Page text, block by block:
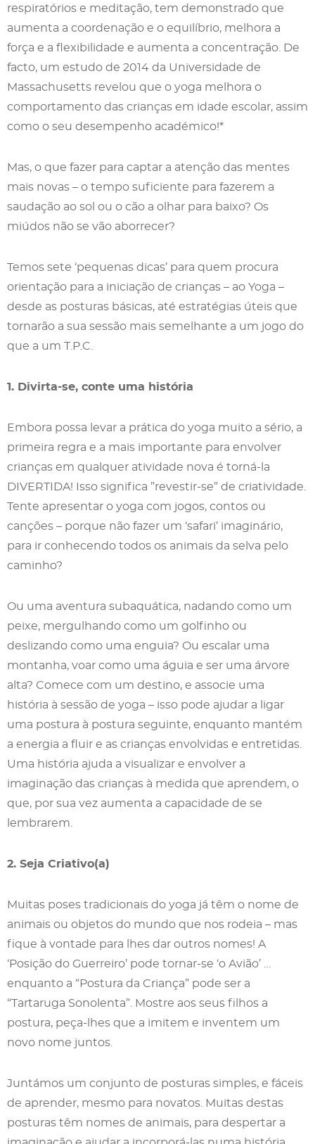
respiratórios e meditação, tem demonstrado que
aumenta a coordenação e o equilíbrio, melhora a
força e a flexibilidade e aumenta a concentração. De
facto, um estudo de 2014 da Universidade de
Massachusetts revelou que o yoga melhora o
comportamento das crianças em idade escolar, assim
como o seu desempenho académico!*
Mas, o que fazer para captar a atenção das mentes
mais novas – o tempo suficiente para fazerem a
saudação ao sol ou o cão a olhar para baixo? Os
miúdos não se vão aborrecer?
Temos sete ‘pequenas dicas’ para quem procura
orientação para a iniciação de crianças – ao Yoga –
desde as posturas básicas, até estratégias úteis que
tornarão a sua sessão mais semelhante a um jogo do
que a um T.P.C.
1. Divirta-se, conte uma história
Embora possa levar a prática do yoga muito a sério, a
primeira regra e a mais importante para envolver
crianças em qualquer atividade nova é torná-la
DIVERTIDA! Isso significa ”revestir-se” de criatividade.
Tente apresentar o yoga com jogos, contos ou
canções – porque não fazer um ‘safari’ imaginário,
para ir conhecendo todos os animais da selva pelo
caminho?
Ou uma aventura subaquática, nadando como um
peixe, mergulhando como um golfinho ou
deslizando como uma enguia? Ou escalar uma
montanha, voar como uma águia e ser uma árvore
alta? Comece com um destino, e associe uma
história à sessão de yoga – isso pode ajudar a ligar
uma postura à postura seguinte, enquanto mantém
a energia a fluir e as crianças envolvidas e entretidas.
Uma história ajuda a visualizar e envolver a
imaginação das crianças à medida que aprendem, o
que, por sua vez aumenta a capacidade de se
lembrarem.
2. Seja Criativo(a)
Muitas poses tradicionais do yoga já têm o nome de
animais ou objetos do mundo que nos rodeia – mas
fique à vontade para lhes dar outros nomes! A
‘Posição do Guerreiro’ pode tornar-se ‘o Avião’ …
enquanto a “Postura da Criança” pode ser a
“Tartaruga Sonolenta”. Mostre aos seus filhos a
postura, peça-lhes que a imitem e inventem um
novo nome juntos.
Juntámos um conjunto de posturas simples, e fáceis
de aprender, mesmo para novatos. Muitas destas
posturas têm nomes de animais, para despertar a